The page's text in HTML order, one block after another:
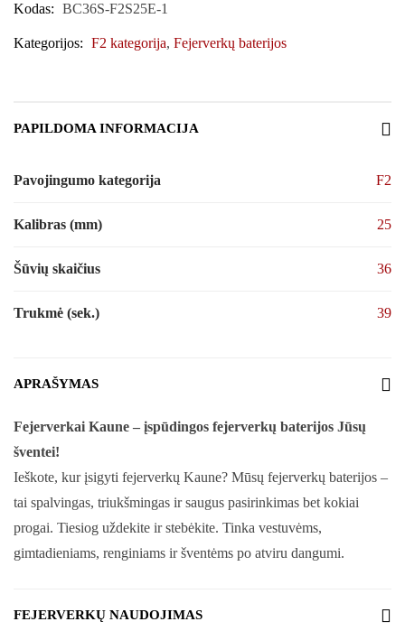
Kodas: BC36S-F2S25E-1
Kategorijos: F2 kategorija, Fejerverkų baterijos
PAPILDOMA INFORMACIJA
Pavojingumo kategorija F2
Kalibras (mm) 25
Šūvių skaičius 36
Trukmė (sek.) 39
APRAŠYMAS
Fejerverkai Kaune – įspūdingos fejerverkų baterijos Jūsų
šventei!
Ieškote, kur įsigyti fejerverkų Kaune? Mūsų fejerverkų baterijos –
tai spalvingas, triukšmingas ir saugus pasirinkimas bet kokiai
progai. Tiesiog uždekite ir stebėkite. Tinka vestuvėms,
gimtadieniams, renginiams ir šventėms po atviru dangumi.
FEJERVERKŲ NAUDOJIMAS